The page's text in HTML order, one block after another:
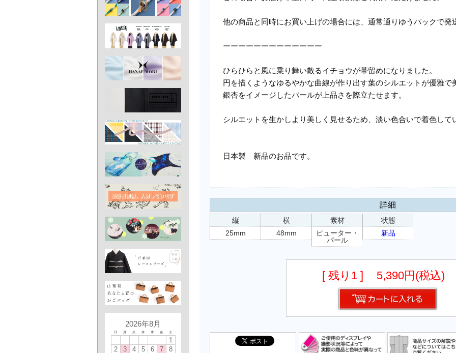
他の商品と同時にお買い上げの場合には、通常通りゆうパックで発
ーーーーーーーーーーーーー
ひらひらと風に乗り舞い散るイチョウが帯留めになりました。
円を描くようなゆるやかな曲線が作り出す葉のシルエットが優雅で
銀杏をイメージしたパールが上品さを際立たせます。
シルエットを生かしより美しく見せるため、淡い色合いで着色して
日本製 新品のお品です。
詳細
縦
25mm
横
48mm
素材
ピューター・
パール
状態
新品
[ 残り1 ] 5,390円(税込)
2026年8月
日 月 火 水 木 金 土
1
2
3 4 5 6 7
8